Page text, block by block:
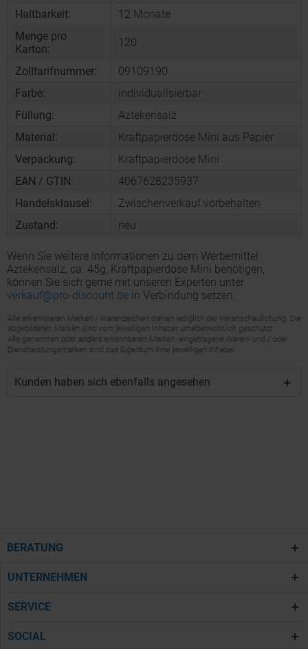
Haltbarkeit:
12 Monate
Menge pro
Karton:
120
Zolltarifnummer:
09109190
Farbe:
individualisierbar
Füllung:
Aztekensalz
Material:
Kraftpapierdose Mini aus Papier
Verpackung:
Kraftpapierdose Mini
EAN / GTIN:
4067628235937
Handelsklausel:
Zwischenverkauf vorbehalten
Zustand:
neu
Wenn Sie weitere Informationen zu dem Werbemittel
Aztekensalz, ca. 45g, Kraftpapierdose Mini benötigen,
können Sie sich gerne mit unseren Experten unter
verkauf@pro-discount.de in Verbindung setzen.
Kunden haben sich ebenfalls angesehen
BERATUNG
UNTERNEHMEN
SERVICE
SOCIAL